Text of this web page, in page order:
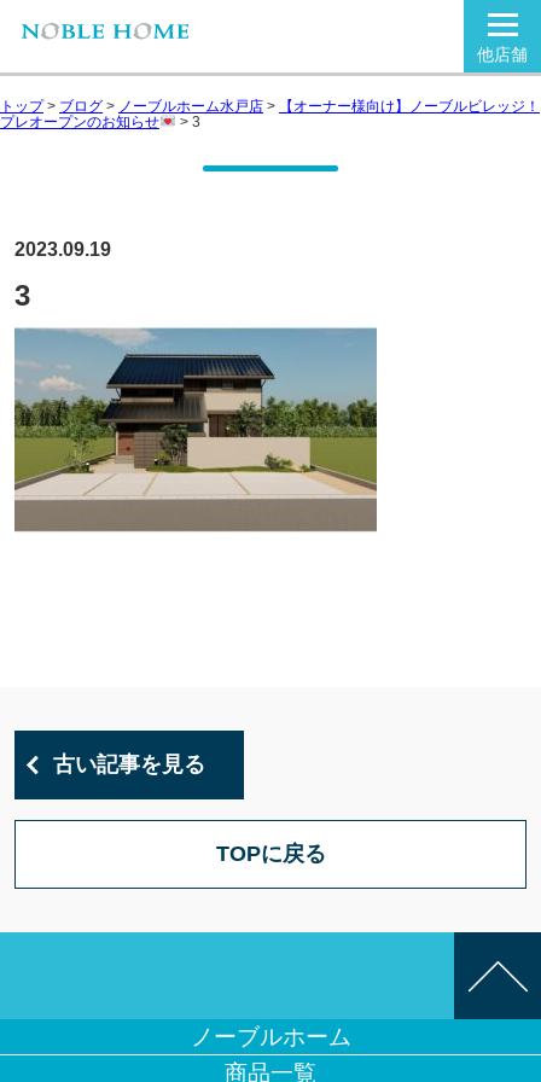
他店舗
トップ> ブログ > ノーブルホーム水戸店 >
【オーナー様向け】ノーブルビレッジ！
プレオープンのお知らせ
> 3
2023.09.19
3
古い記事を見る
TOPに戻る
ノーブルホーム
商品一覧